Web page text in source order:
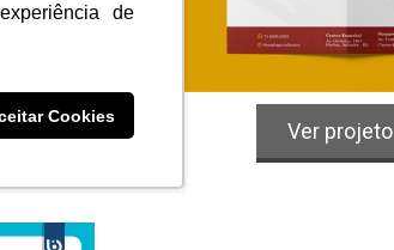
de
Cookies
Papelaria Profissional
Alimentos & BebidasVer projeto